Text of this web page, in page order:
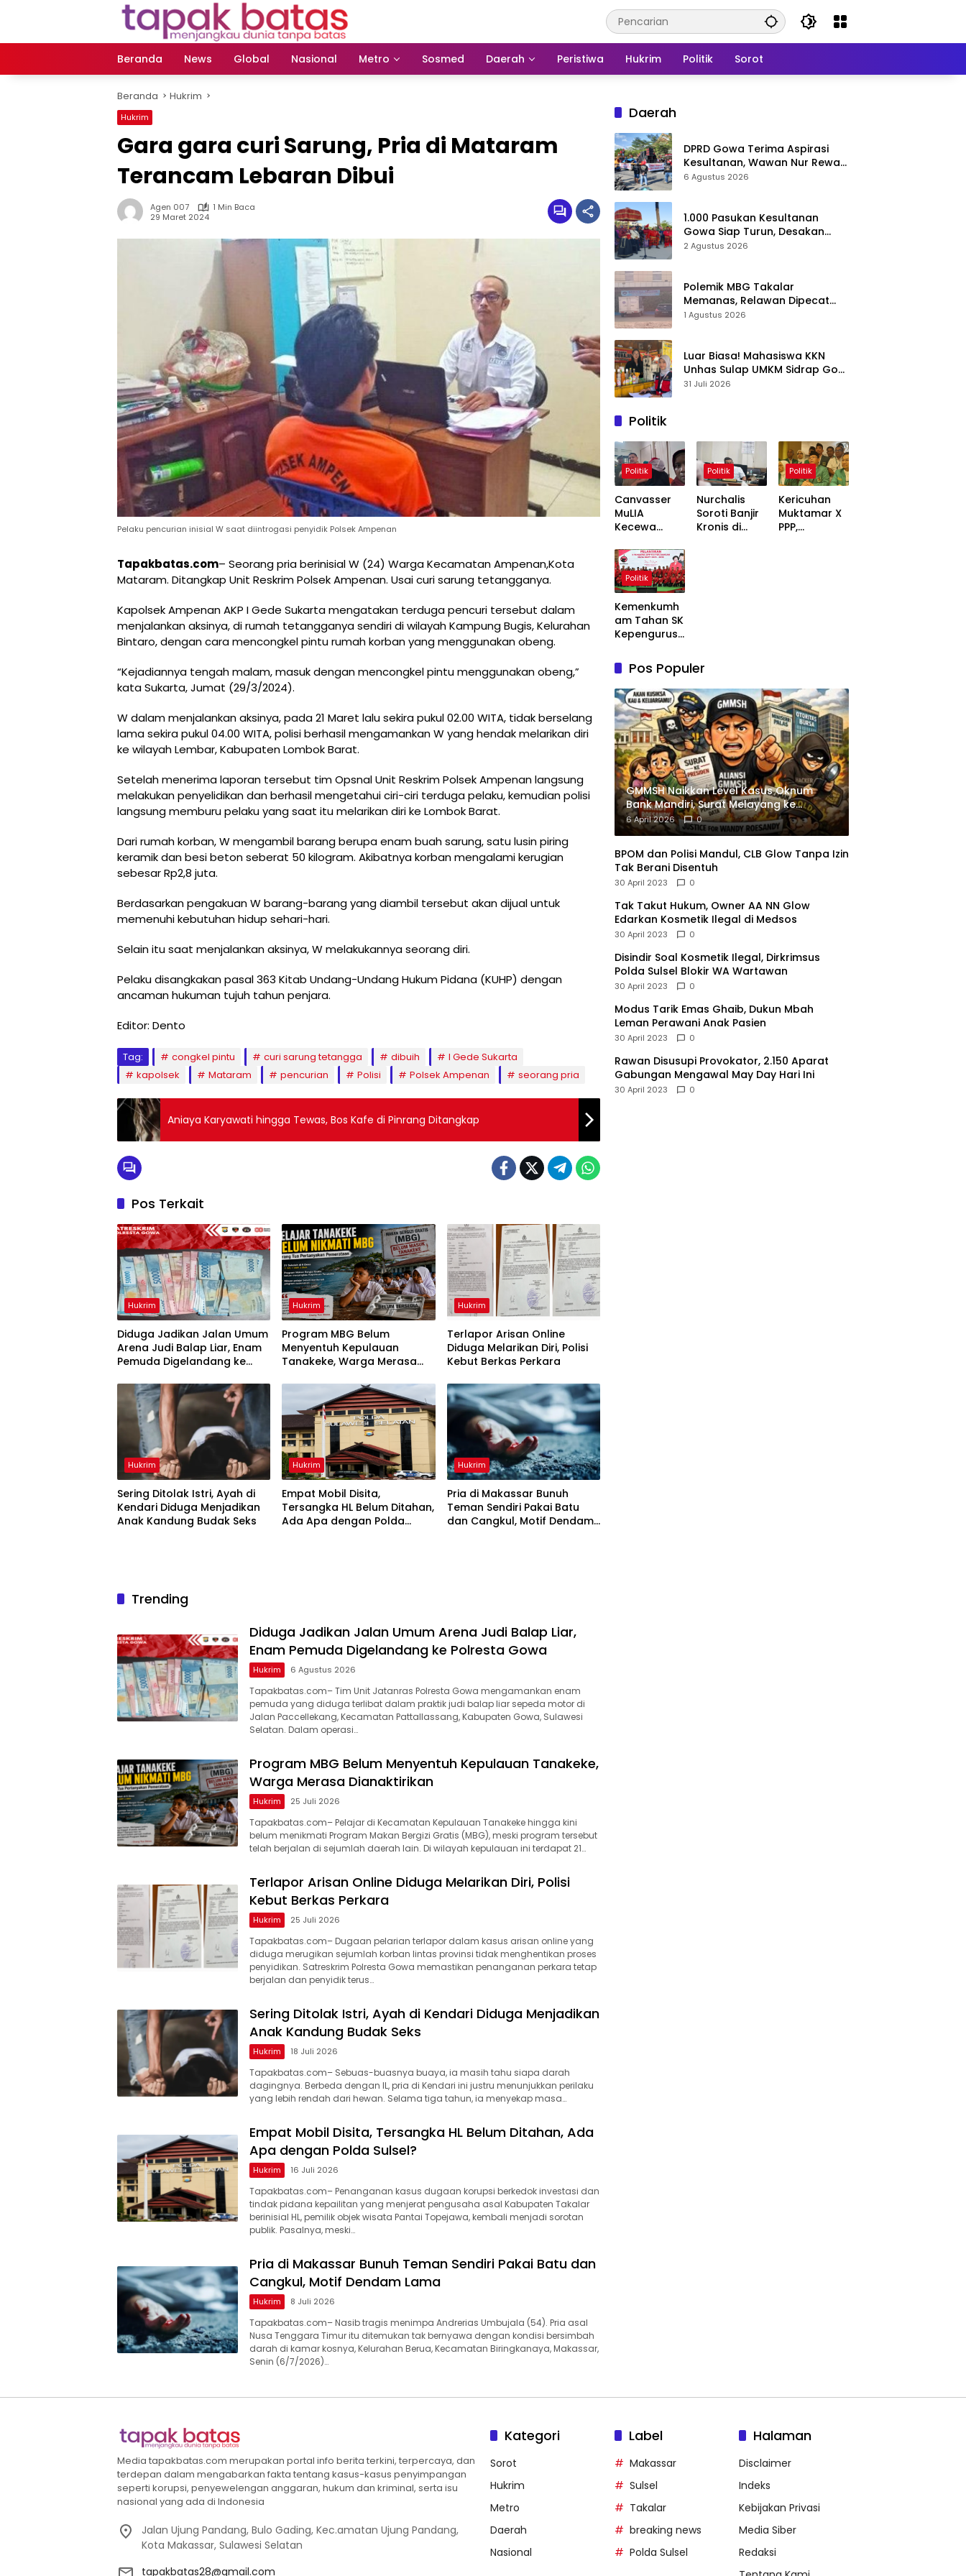
Beranda
News Global Nasional Metro Sosmed Daerah Peristiwa Hukrim Politik Sorot
Beranda Hukrim
Hukrim
Gara gara curi Sarung, Pria di Mataram
Terancam Lebaran Dibui
Agen 007
1 Min Baca
29 Maret 2024
Pelaku pencurian inisial W saat diintrogasi penyidik Polsek Ampenan
Tapakbatas.com– Seorang pria berinisial W (24) Warga Kecamatan Ampenan,Kota
Mataram. Ditangkap Unit Reskrim Polsek Ampenan. Usai curi sarung tetangganya.
Kapolsek Ampenan AKP I Gede Sukarta mengatakan terduga pencuri tersebut dalam
menjalankan aksinya, di rumah tetangganya sendiri di wilayah Kampung Bugis, Kelurahan
Bintaro, dengan cara mencongkel pintu rumah korban yang menggunakan obeng.
“Kejadiannya tengah malam, masuk dengan mencongkel pintu menggunakan obeng,”
kata Sukarta, Jumat (29/3/2024).
W dalam menjalankan aksinya, pada 21 Maret lalu sekira pukul 02.00 WITA, tidak berselang
lama sekira pukul 04.00 WITA, polisi berhasil mengamankan W yang hendak melarikan diri
ke wilayah Lembar, Kabupaten Lombok Barat.
Setelah menerima laporan tersebut tim Opsnal Unit Reskrim Polsek Ampenan langsung
melakukan penyelidikan dan berhasil mengetahui ciri-ciri terduga pelaku, kemudian polisi
langsung memburu pelaku yang saat itu melarikan diri ke Lombok Barat.
Dari rumah korban, W mengambil barang berupa enam buah sarung, satu lusin piring
keramik dan besi beton seberat 50 kilogram. Akibatnya korban mengalami kerugian
sebesar Rp2,8 juta.
Berdasarkan pengakuan W barang-barang yang diambil tersebut akan dijual untuk
memenuhi kebutuhan hidup sehari-hari.
Selain itu saat menjalankan aksinya, W melakukannya seorang diri.
Pelaku disangkakan pasal 363 Kitab Undang-Undang Hukum Pidana (KUHP) dengan
ancaman hukuman tujuh tahun penjara.
Editor: Dento
Tag: congkel pintu curi sarung tetangga dibuih
I Gede Sukarta
kapolsek
Mataram pencurian Polisi Polsek Ampenan seorang pria
Aniaya Karyawati hingga Tewas, Bos Kafe di Pinrang Ditangkap
Pos Terkait
Hukrim
Diduga Jadikan Jalan Umum
Arena Judi Balap Liar, Enam
Pemuda Digelandang ke
Hukrim
Program MBG Belum
Menyentuh Kepulauan
Tanakeke, Warga Merasa
Hukrim
Terlapor Arisan Online
Diduga Melarikan Diri, Polisi
Kebut Berkas Perkara
Hukrim
Sering Ditolak Istri, Ayah di
Kendari Diduga Menjadikan
Anak Kandung Budak Seks
Hukrim
Empat Mobil Disita,
Tersangka HL Belum Ditahan,
Ada Apa dengan Polda
Hukrim
Pria di Makassar Bunuh
Teman Sendiri Pakai Batu
dan Cangkul, Motif Dendam
Trending
Diduga Jadikan Jalan Umum Arena Judi Balap Liar,
Enam Pemuda Digelandang ke Polresta Gowa
Hukrim 6 Agustus 2026
Tapakbatas.com– Tim Unit Jatanras Polresta Gowa mengamankan enam
pemuda yang diduga terlibat dalam praktik judi balap liar sepeda motor di
Jalan Paccellekang, Kecamatan Pattallassang, Kabupaten Gowa, Sulawesi
Selatan. Dalam operasi…
Program MBG Belum Menyentuh Kepulauan Tanakeke,
Warga Merasa Dianaktirikan
Hukrim 25 Juli 2026
Tapakbatas.com– Pelajar di Kecamatan Kepulauan Tanakeke hingga kini
belum menikmati Program Makan Bergizi Gratis (MBG), meski program tersebut
telah berjalan di sejumlah daerah lain. Di wilayah kepulauan ini terdapat 21…
Terlapor Arisan Online Diduga Melarikan Diri, Polisi
Kebut Berkas Perkara
Hukrim 25 Juli 2026
Tapakbatas.com– Dugaan pelarian terlapor dalam kasus arisan online yang
diduga merugikan sejumlah korban lintas provinsi tidak menghentikan proses
penyidikan. Satreskrim Polresta Gowa memastikan penanganan perkara tetap
berjalan dan penyidik terus…
Sering Ditolak Istri, Ayah di Kendari Diduga Menjadikan
Anak Kandung Budak Seks
Hukrim 18 Juli 2026
Tapakbatas.com– Sebuas-buasnya buaya, ia masih tahu siapa darah
dagingnya. Berbeda dengan IL, pria di Kendari ini justru menunjukkan perilaku
yang lebih rendah dari hewan. Selama tiga tahun, ia menyekap masa…
Empat Mobil Disita, Tersangka HL Belum Ditahan, Ada
Apa dengan Polda Sulsel?
Hukrim 16 Juli 2026
Tapakbatas.com– Penanganan kasus dugaan korupsi berkedok investasi dan
tindak pidana kepailitan yang menjerat pengusaha asal Kabupaten Takalar
berinisial HL, pemilik objek wisata Pantai Topejawa, kembali menjadi sorotan
publik. Pasalnya, meski…
Pria di Makassar Bunuh Teman Sendiri Pakai Batu dan
Cangkul, Motif Dendam Lama
Hukrim 8 Juli 2026
Tapakbatas.com– Nasib tragis menimpa Andrerias Umbujala (54). Pria asal
Nusa Tenggara Timur itu ditemukan tak bernyawa dengan kondisi bersimbah
darah di kamar kosnya, Kelurahan Berua, Kecamatan Biringkanaya, Makassar,
Senin (6/7/2026)…
Daerah
DPRD Gowa Terima Aspirasi
Kesultanan, Wawan Nur Rewa
Apresiasi Polresta Gowa
6 Agustus 2026
1.000 Pasukan Kesultanan
Gowa Siap Turun, Desakan
Cabut Perda LAD Menguat
2 Agustus 2026
Polemik MBG Takalar
Memanas, Relawan Dipecat
Sepihak? BGN Mulai Bongkar
1 Agustus 2026
Luar Biasa! Mahasiswa KKN
Unhas Sulap UMKM Sidrap Go
Digital dalam Hitungan Hari
31 Juli 2026
Politik
Politik
Canvasser
MuLIA
Kecewa
Respons
Appi Soal
RT/RW Dinilai
Menyinggung
Politik
Nurchalis
Soroti Banjir
Kronis di
Politik
Kericuhan
Muktamar X
PPP,
Politik
Kemenkumh
am Tahan SK
Kepengurusa
Tunggu
Kelengkapan
Administrasi
Pos Populer
GMMSH Naikkan Level Kasus Oknum
Bank Mandiri, Surat Melayang ke
Presiden
6 April 2026 0
BPOM dan Polisi Mandul, CLB Glow Tanpa Izin
Tak Berani Disentuh
30 April 2023 0
Tak Takut Hukum, Owner AA NN Glow
Edarkan Kosmetik Ilegal di Medsos
30 April 2023 0
Disindir Soal Kosmetik Ilegal, Dirkrimsus
Polda Sulsel Blokir WA Wartawan
30 April 2023 0
Modus Tarik Emas Ghaib, Dukun Mbah
Leman Perawani Anak Pasien
30 April 2023 0
Rawan Disusupi Provokator, 2.150 Aparat
Gabungan Mengawal May Day Hari Ini
30 April 2023 0
Media tapakbatas.com merupakan portal info berita terkini, terpercaya, dan
terdepan dalam mengabarkan fakta tentang kasus-kasus penyimpangan
seperti korupsi, penyewelengan anggaran, hukum dan kriminal, serta isu
nasional yang ada di Indonesia
Jalan Ujung Pandang, Bulo Gading, Kec.amatan Ujung Pandang,
Kota Makassar, Sulawesi Selatan
tapakbatas28@gmail.com
Kategori
Sorot
Hukrim
Metro
Daerah
Nasional
Label
Makassar
Sulsel
Takalar
breaking news
Polda Sulsel
Halaman
Disclaimer
Indeks
Kebijakan Privasi
Media Siber
Redaksi